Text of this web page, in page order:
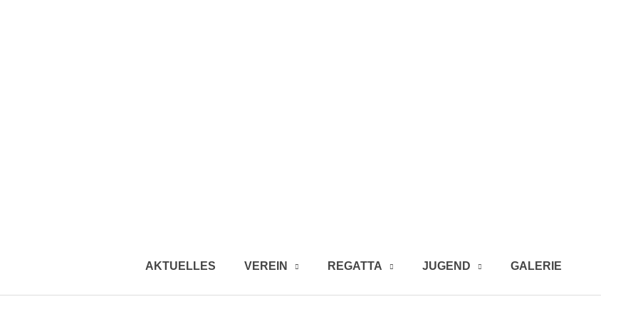
AKTUELLES VEREIN REGATTA JUGEND GALERIE